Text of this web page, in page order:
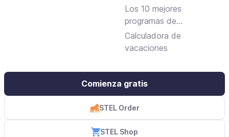
jornada laboral
Los 10 mejores
programas de
facturación gratuitos y
de pago
Calculadora de
vacaciones
Comienza gratis
STEL Order
STEL Shop